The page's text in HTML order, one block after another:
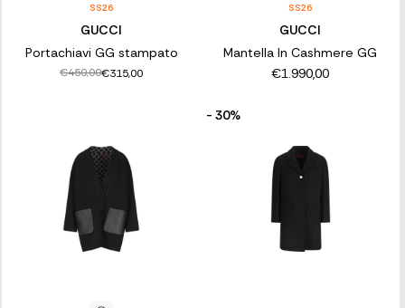
SS26
GUCCI
Portachiavi GG stampato
€450,00€315,00
SS26
GUCCI
Mantella In Cashmere GG
€1.990,00
- 30%